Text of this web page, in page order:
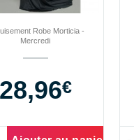
Robe Morticia -
Mercredi
Prix
28,96€